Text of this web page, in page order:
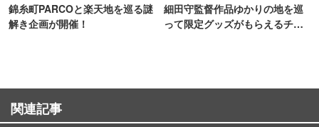
錦糸町PARCOと楽天地を巡る謎
解き企画が開催！
細田守監督作品ゆかりの地を巡
って限定グッズがもらえるチャ
関連記事